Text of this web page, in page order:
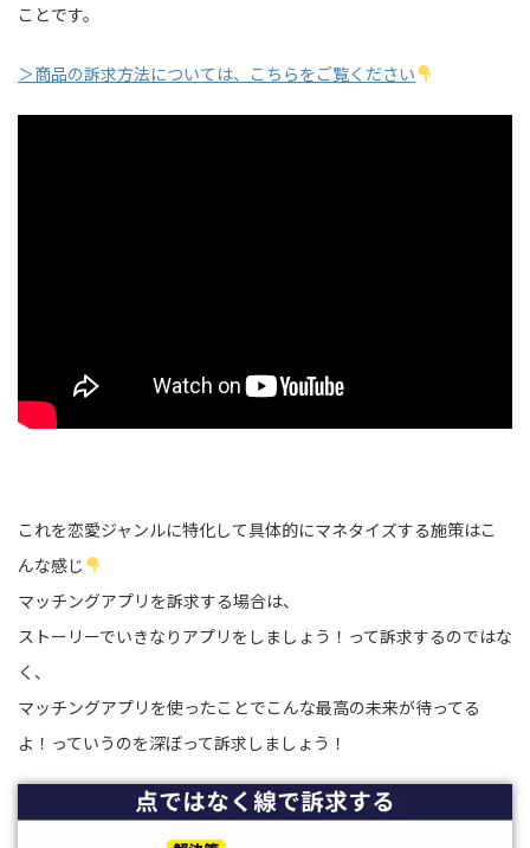
ことです。
＞商品の訴求方法については、こちらをご覧ください
これを恋愛ジャンルに特化して具体的にマネタイズする施策はこ
んな感じ
マッチングアプリを訴求する場合は、
ストーリーでいきなりアプリをしましょう！って訴求するのではな
く、
マッチングアプリを使ったことでこんな最高の未来が待ってる
よ！っていうのを深ぼって訴求しましょう！